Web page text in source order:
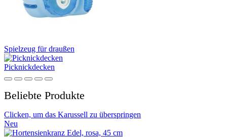
Spielzeug für draußen
Picknickdecken
Beliebte Produkte
Clicken, um das Karussell zu überspringen
Neu